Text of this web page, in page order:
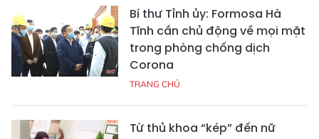
Bí thư Tỉnh ủy: Formosa Hà
Tĩnh cần chủ động về mọi mặt
trong phòng chống dịch
Corona
TRANG CHỦ
Từ thủ khoa “kép” đến nữ